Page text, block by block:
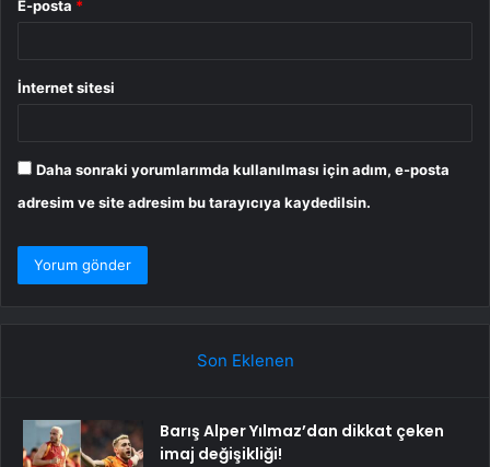
E-posta *
İnternet sitesi
Daha sonraki yorumlarımda kullanılması için adım, e-posta
adresim ve site adresim bu tarayıcıya kaydedilsin.
Son Eklenen
Barış Alper Yılmaz’dan dikkat çeken
imaj değişikliği!